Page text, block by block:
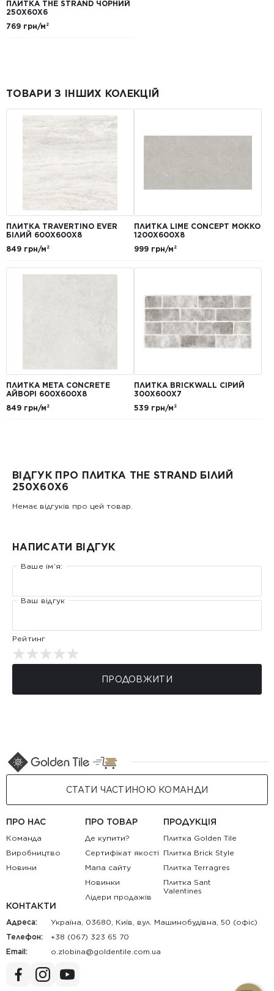
ПЛИТКА THE STRAND ЧОРНИЙ
250Х60Х6
769 грн/м²
ТОВАРИ З ІНШИХ КОЛЕКЦІЙ
ПЛИТКА TRAVERTINO EVER
БІЛИЙ 600Х600Х8
849 грн/м²
ПЛИТКА LIME CONCEPT МОККО
1200Х600Х8
999 грн/м²
ПЛИТКА META CONCRETE
АЙВОРІ 600Х600Х8
849 грн/м²
ПЛИТКА BRICKWALL СІРИЙ
300Х600Х7
539 грн/м²
ВІДГУК ПРО ПЛИТКА THE STRAND БІЛИЙ
250Х60Х6
Немає відгуків про цей товар.
НАПИСАТИ ВІДГУК
Ваше ім’я:
Ваш відгук
Рейтинг
ПРОДОВЖИТИ
СТАТИ ЧАСТИНОЮ КОМАНДИ
ПРО НАС
Команда
Виробництво
Новини
ПРО ТОВАР
Де купити?
Сертифікат якості
Мапа сайту
Новинки
Лідери продажів
ПРОДУКЦІЯ
Плитка Golden Tile
Плитка Brick Style
Плитка Terragres
Плитка Sant
Valentines
КОНТАКТИ
Адреса:
Україна, 03680, Київ, вул. Машинобудівна, 50 (офіс)
Телефон:
+38 (067) 323 65 70
Email:
au.moc.elitnedlog@anibolz.o